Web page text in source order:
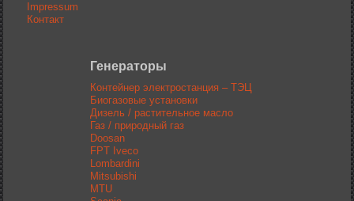
Impressum
Контакт
Генераторы
Контейнер электростанция – ТЭЦ
Биогазовые установки
Дизель / растительное масло
Газ / природный газ
Doosan
FPT Iveco
Lombardini
Mitsubishi
MTU